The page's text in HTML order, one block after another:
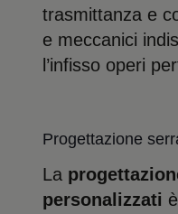
trasmittanza e
e meccanici
l’infisso operi
Progettazione
La
personalizzati